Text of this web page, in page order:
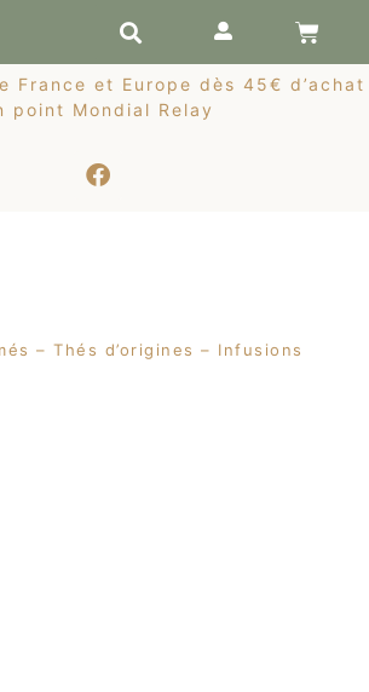
France et Europe dès 45€ d’achat
point Mondial Relay
– Thés d’origines – Infusions